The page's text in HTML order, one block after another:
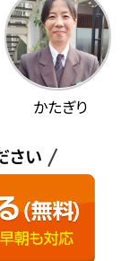
かたぎり
さい